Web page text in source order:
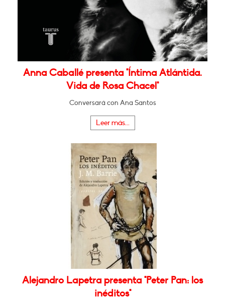
Anna Caballé presenta "Íntima Atlántida.
Vida de Rosa Chacel"
Conversará con Ana Santos
Leer más...
Alejandro Lapetra presenta "Peter Pan: los
inéditos"